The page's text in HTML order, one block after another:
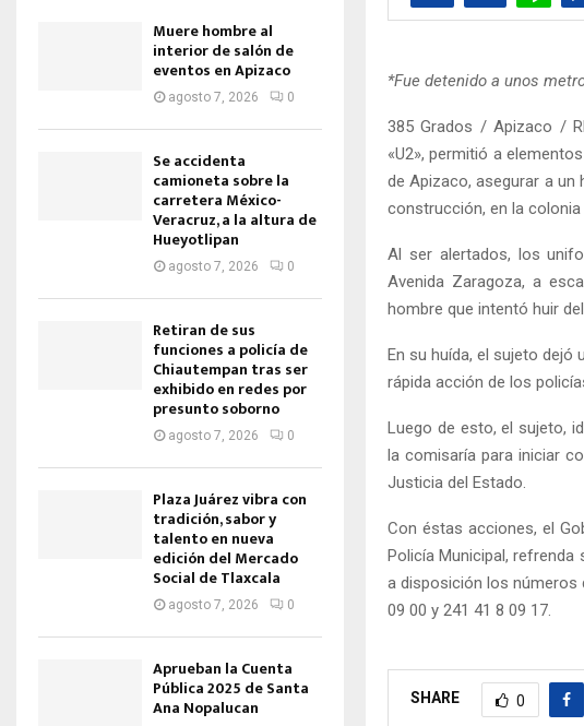
*Fue detenido a unos
385 Grados / Apizaco /
«U2», permitió a
de Apizaco, asegurar a
construcción, en la colonia
Al ser alertados, los
Avenida Zaragoza, a
hombre que intentó huir
En su huída, el sujeto dejó
rápida acción de los
Luego de esto, el sujeto,
la comisaría para iniciar
Justicia del Estado.
Con éstas acciones, el
Policía Municipal,
a disposición los números
09 00 y 241 41 8 09 17.
SHARE 0
Muere hombre al
interior de salón de
eventos en Apizaco
agosto 7, 2026 0
Se accidenta
camioneta sobre la
carretera México-
Veracruz, a la altura de
Hueyotlipan
agosto 7, 2026 0
Retiran de sus
funciones a policía de
Chiautempan tras ser
exhibido en redes por
presunto soborno
agosto 7, 2026 0
Plaza Juárez vibra con
tradición, sabor y
talento en nueva
edición del Mercado
Social de Tlaxcala
agosto 7, 2026 0
Aprueban la Cuenta
Pública 2025 de Santa
Ana Nopalucan